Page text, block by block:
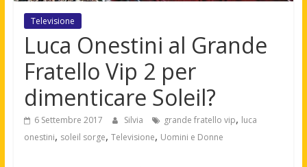
Televisione
Luca Onestini al Grande
Fratello Vip 2 per
dimenticare Soleil?
6 Settembre 2017 Silvia grande fratello vip, luca
onestini, soleil sorge, Televisione, Uomini e Donne